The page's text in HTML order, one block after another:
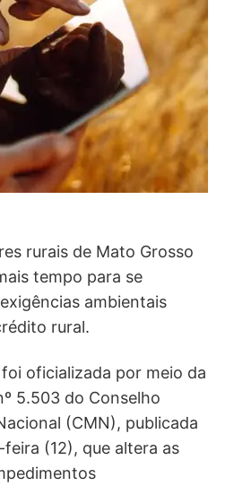
rurais de Mato Grosso
tempo para se
ambientais
rural.
oficializada por meio da
5.503 do Conselho
(CMN), publicada
(12), que altera as